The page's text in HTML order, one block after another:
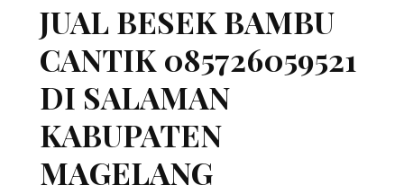
JUAL BESEK BAMBU
CANTIK 085726059521
DI SALAMAN
KABUPATEN
MAGELANG